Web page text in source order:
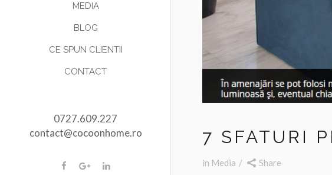
MEDIA
BLOG
CE SPUN CLIENTII
CONTACT
0727.609.227
contact@cocoonhome.ro
7 SFATURI
in Media Share